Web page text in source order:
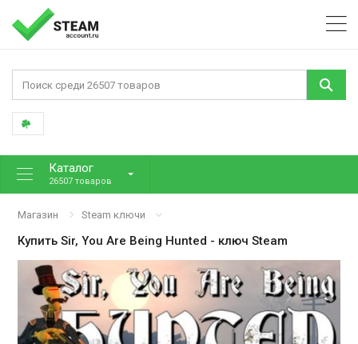
Каталог
26507 товаров
Магазин Steam ключи
КупитьSir, You Are Being Hunted - ключ Steam